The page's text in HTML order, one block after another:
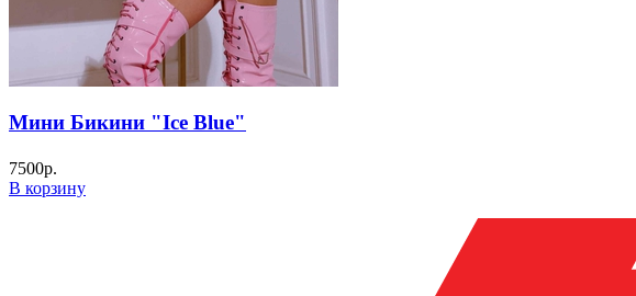
Мини Бикини "Ice Blue"
7500р.
В корзину